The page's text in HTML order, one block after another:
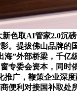
色取AI管家2.0沉
。提拔佛山品牌的
海”外部桥梁，千亿
专委会资本，同时
推广，鞭策企业深度
便利对接国补取处